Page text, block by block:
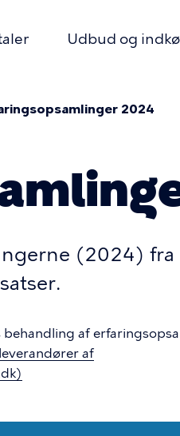
Udbud og
2024
(2024) fra
behandling af
af